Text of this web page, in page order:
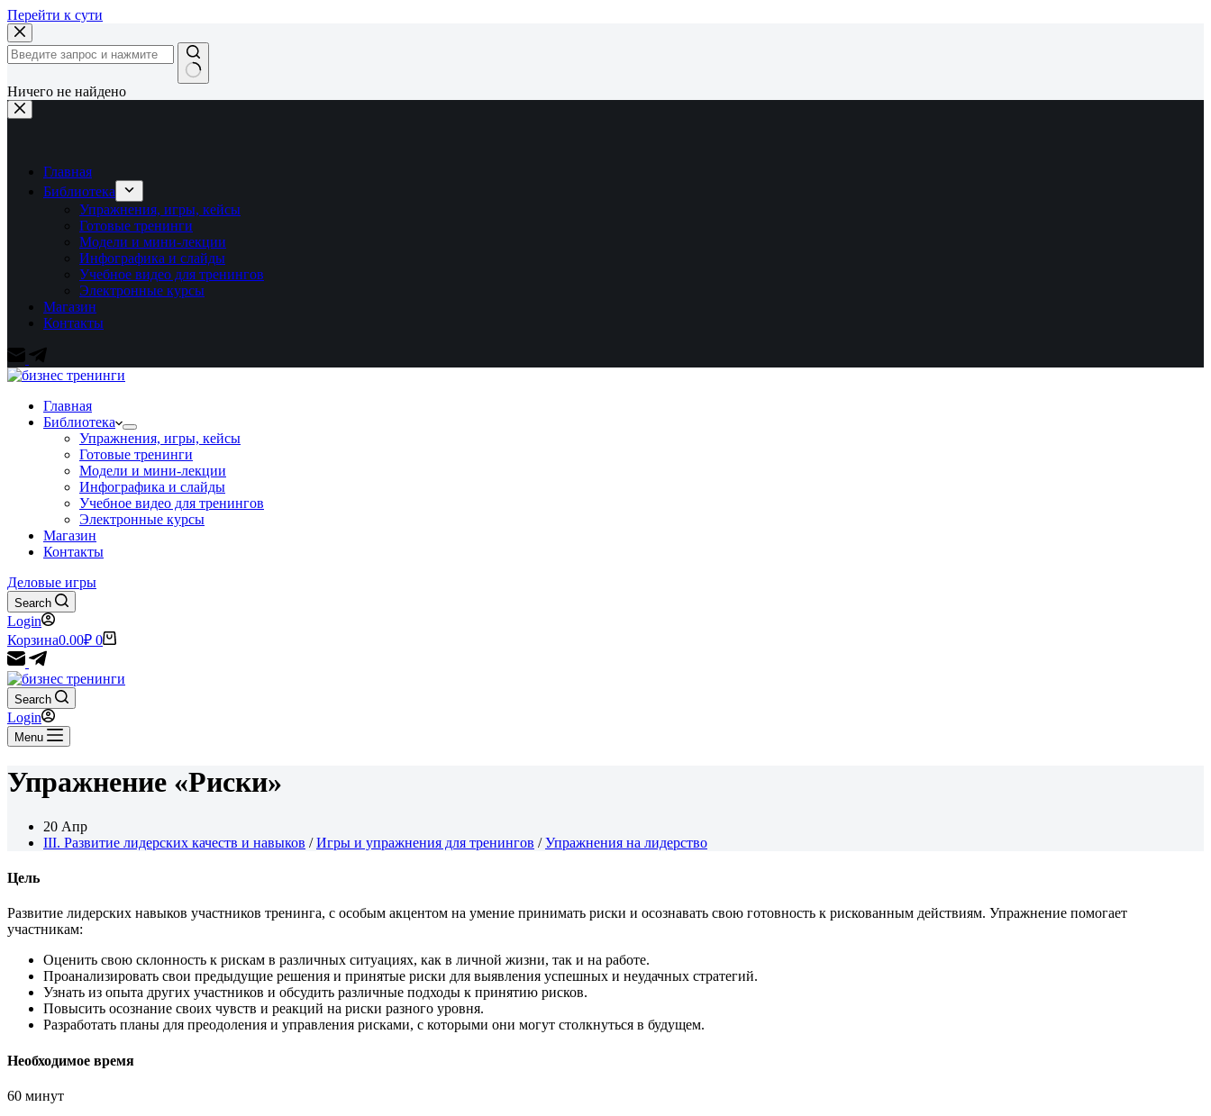
Перейти к сути
Ничего не найдено
Главная
Библиотека
Упражнения, игры, кейсы
Готовые тренинги
Модели и мини-лекции
Инфографика и слайды
Учебное видео для тренингов
Электронные курсы
Магазин
Контакты
Главная
Библиотека
Упражнения, игры, кейсы
Готовые тренинги
Модели и мини-лекции
Инфографика и слайды
Учебное видео для тренингов
Электронные курсы
Магазин
Контакты
Деловые игры
Search
Login
Корзина0.00₽ 0
Search
Login
Menu
Упражнение «Риски»
20 Апр
III. Развитие лидерских качеств и навыков /Игры и упражнения для тренингов /Упражнения на лидерство
Цель
Развитие лидерских навыков участников тренинга, с особым акцентом на умение принимать риски и осознавать свою готовность к рискованным действиям. Упражнение помогает
участникам:
Оценить свою склонность к рискам в различных ситуациях, как в личной жизни, так и на работе.
Проанализировать свои предыдущие решения и принятые риски для выявления успешных и неудачных стратегий.
Узнать из опыта других участников и обсудить различные подходы к принятию рисков.
Повысить осознание своих чувств и реакций на риски разного уровня.
Разработать планы для преодоления и управления рисками, с которыми они могут столкнуться в будущем.
Необходимое время
60 минут